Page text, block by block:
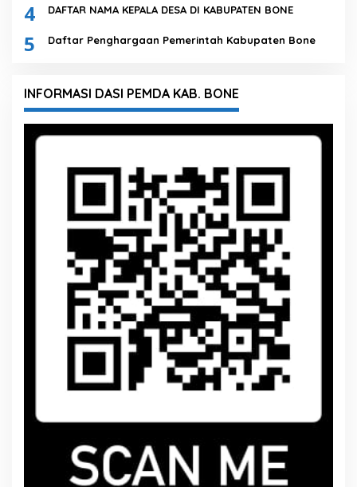
4 DAFTAR NAMA KEPALA DESA DI KABUPATEN BONE
5 Daftar Penghargaan Pemerintah Kabupaten Bone
INFORMASI DASI PEMDA KAB. BONE